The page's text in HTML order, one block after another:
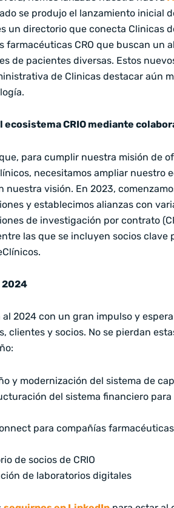
se produjo el lanzamiento inicial
un directorio que conecta Clinicas
farmacéuticas CRO que buscan un
de pacientes diversas. Estos
de Clinicas destacar aún
ecosistema CRIO mediante
para cumplir nuestra misión de
necesitamos ampliar nuestro
nuestra visión. En 2023,
y establecimos alianzas con
de investigación por contrato
las que se incluyen socios
2024
al 2024 con un gran impulso y
clientes y socios. No se pierdan
y modernización del sistema de
del sistema financiero
para compañías
de socios de CRIO
de laboratorios digitales